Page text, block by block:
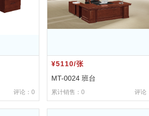
评论：0
¥5110/张
MT-0024 班台
累计销售：0 评论